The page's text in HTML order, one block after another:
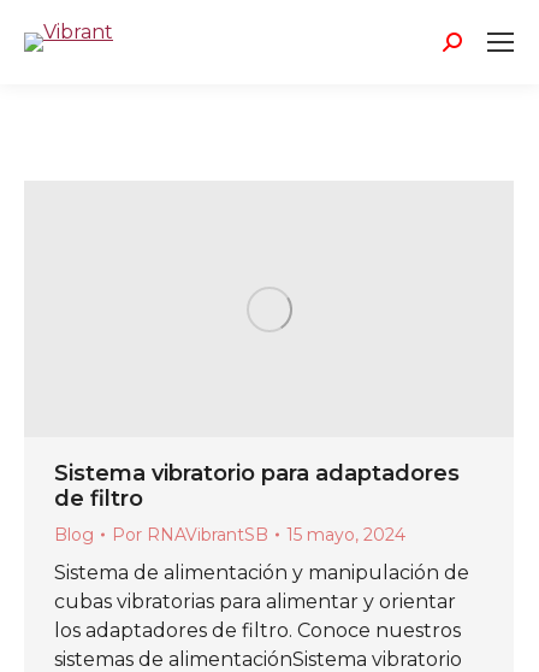
Buscar:
Sistema vibratorio para adaptadores
de filtro
Blog Por RNAVibrantSB 15 mayo, 2024
Sistema de alimentación y manipulación de
cubas vibratorias para alimentar y orientar
los adaptadores de filtro. Conoce nuestros
sistemas de alimentaciónSistema vibratorio